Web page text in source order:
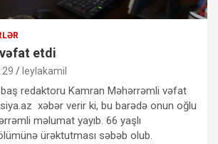
etdi
leylakamil
baş redaktoru Kamran Məhərrəmli vəfat
xəbər verir ki, bu barədə onun oğlu
məlumat yayıb. 66 yaşlı
ürəktutması səbəb olub.